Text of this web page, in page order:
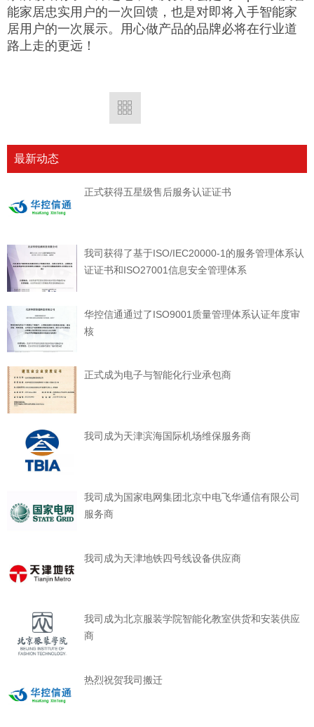
能家居忠实用户的一次回馈，也是对即将入手智能家
居用户的一次展示。用心做产品的品牌必将在行业道
路上走的更远！
最新动态
正式获得五星级售后服务认证证书
我司获得了基于ISO/IEC20000-1的服务管理体系认
证证书和ISO27001信息安全管理体系
华控信通通过了ISO9001质量管理体系认证年度审
核
正式成为电子与智能化行业承包商
我司成为天津滨海国际机场维保服务商
我司成为国家电网集团北京中电飞华通信有限公司
服务商
我司成为天津地铁四号线设备供应商
我司成为北京服装学院智能化教室供货和安装供应
商
热烈祝贺我司搬迁